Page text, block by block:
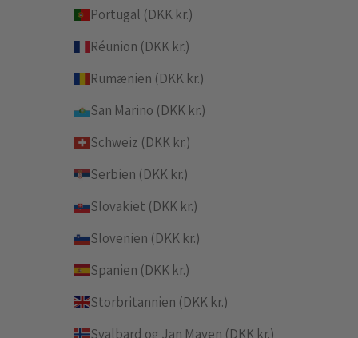
Portugal (DKK kr.)
Réunion (DKK kr.)
Rumænien (DKK kr.)
San Marino (DKK kr.)
Schweiz (DKK kr.)
Serbien (DKK kr.)
Slovakiet (DKK kr.)
Slovenien (DKK kr.)
Spanien (DKK kr.)
Storbritannien (DKK kr.)
Svalbard og Jan Mayen (DKK kr.)